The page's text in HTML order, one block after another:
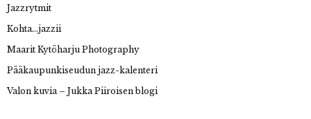
Jazzrytmit
Kohta…jazzii
Maarit Kytöharju Photography
Pääkaupunkiseudun jazz-kalenteri
Valon kuvia – Jukka Piiroisen blogi